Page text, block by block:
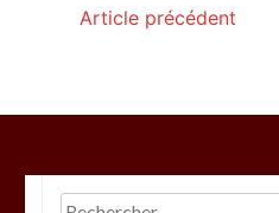
Article précédent